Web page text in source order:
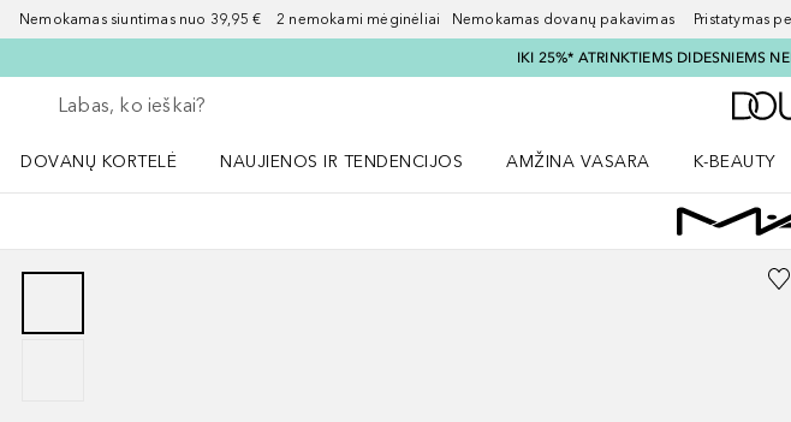
Nemokamas siuntimas nuo 39,95 € 2 nemokami mėginėliai Nemokamas dovanų pakavimas Pristatymas
IKI 25%* ATRINKTIEMS DIDESNIEMS
Grįžk atgal
Vykdykite paiešką
DOVANŲ KORTELĖ
NAUJIENOS IR TENDENCIJOS
AMŽINA VASARA
K-BEAUTY